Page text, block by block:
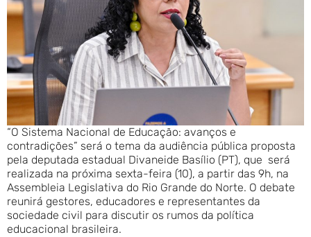
“O Sistema Nacional de Educação: avanços e
contradições” será o tema da audiência pública proposta
pela deputada estadual Divaneide Basílio (PT), que será
realizada na próxima sexta-feira (10), a partir das 9h, na
Assembleia Legislativa do Rio Grande do Norte. O debate
reunirá gestores, educadores e representantes da
sociedade civil para discutir os rumos da política
educacional brasileira.